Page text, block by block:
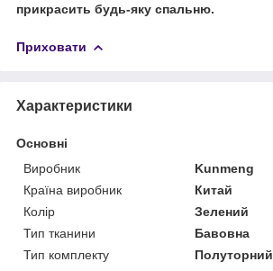
прикрасить будь-яку спальню.
Приховати
Характеристики
Основні
Виробник
Kunmeng
Країна виробник
Китай
Колір
Зелений
Тип тканини
Бавовна
Тип комплекту
Полуторний